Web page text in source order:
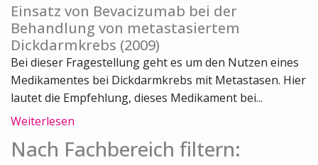
Einsatz von Bevacizumab bei der
Behandlung von metastasiertem
Dickdarmkrebs (2009)
Bei dieser Fragestellung geht es um den Nutzen eines
Medikamentes bei Dickdarmkrebs mit Metastasen. Hier
lautet die Empfehlung, dieses Medikament bei...
Weiterlesen
Nach Fachbereich filtern: